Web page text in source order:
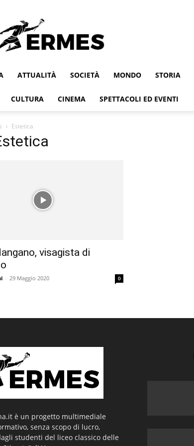
ATTUALITÀ SOCIETÀ MONDO STORIA
CULTURA CINEMA SPETTACOLI ED EVENTI
Estetica
visagista di
- 29 Maggio 2020 0
è un progetto multimediale
senza scopo di lucro,
studenti del liceo classico delle